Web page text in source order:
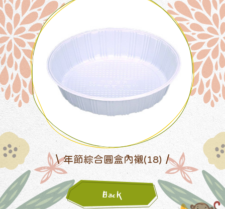
年節綜合圓盒內襯(18)
Back